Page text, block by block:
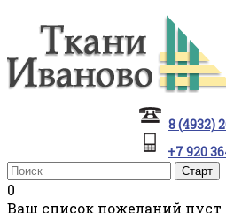
8 (4932)
+7 920
0
Ваш список пожеланий пуст